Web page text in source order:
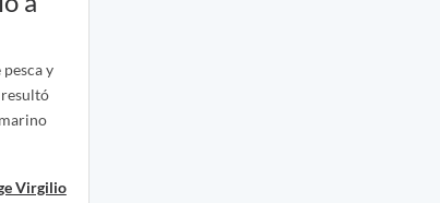
y
resultó
Virgilio